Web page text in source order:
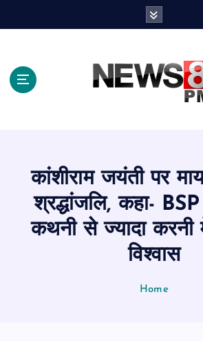
कांशीराम जयंती पर
श्रद्धांजलि, कहा-
कथनी से ज्यादा करनी
विश्वास
Home